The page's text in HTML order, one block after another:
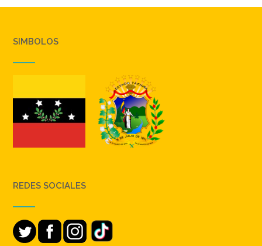
SIMBOLOS
REDES SOCIALES